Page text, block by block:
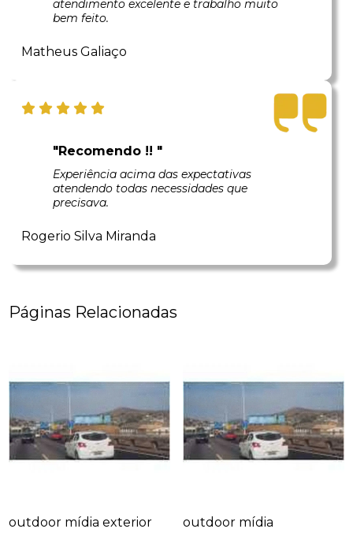
atendimento excelente e trabalho muito
bem feito.
Matheus Galiaço
"Recomendo !! "
Experiência acima das expectativas
atendendo todas necessidades que
precisava.
Rogerio Silva Miranda
Páginas Relacionadas
outdoor mídia exterior outdoor mídia